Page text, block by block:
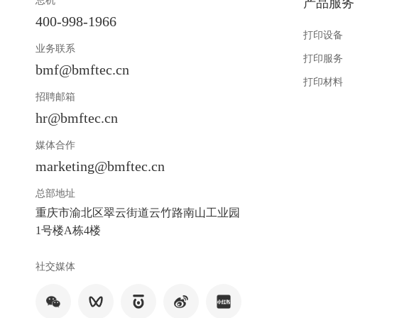
400-998-1966
业务联系
bmf@bmftec.cn
招聘邮箱
hr@bmftec.cn
媒体合作
marketing@bmftec.cn
总部地址
重庆市渝北区翠云街道云竹路南山工业园
1号楼A栋4楼
社交媒体
打印设备
打印服务
打印材料